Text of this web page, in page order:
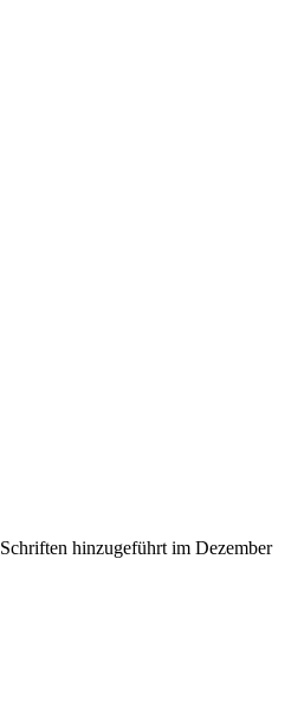
hinzugeführt im Dezember